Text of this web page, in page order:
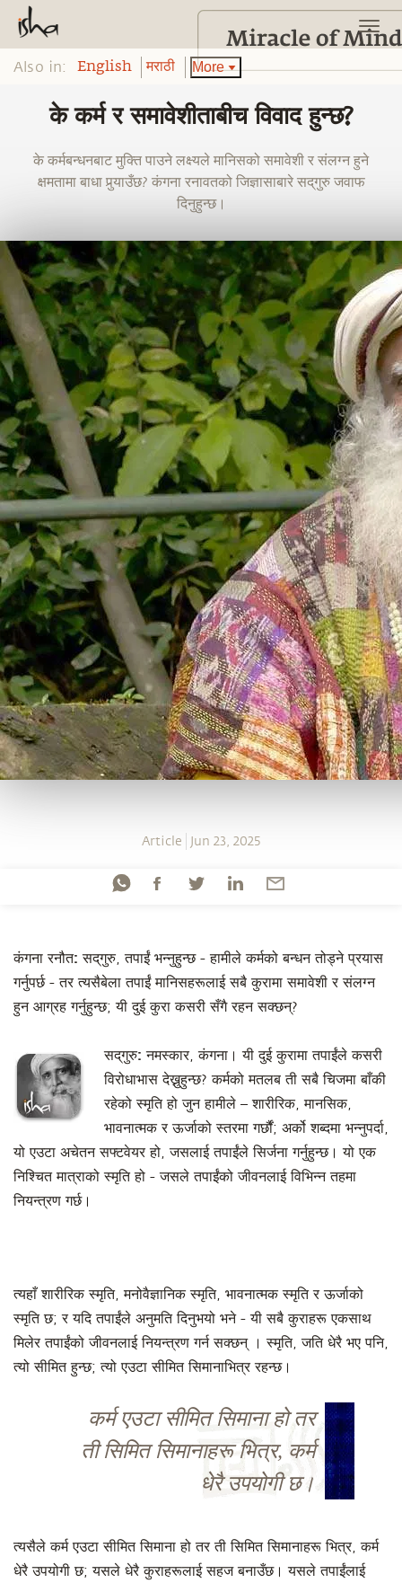
Also in: English मराठी More
के कर्म र समावेशीताबीच विवाद हुन्छ?
के कर्मबन्धनबाट मुक्ति पाउने लक्ष्यले मानिसको समावेशी र संलग्न हुने
क्षमतामा बाधा पुर्‍याउँछ? कंगना रनावतको जिज्ञासाबारे सद्‌गुरु जवाफ
दिनुहुन्छ।
Article Jun 23, 2025
कंगना रनौत: सद्‌गुरु, तपाईं भन्नुहुन्छ - हामीले कर्मको बन्धन तोड्ने प्रयास
गर्नुपर्छ - तर त्यसैबेला तपाईं मानिसहरूलाई सबै कुरामा समावेशी र संलग्न
हुन आग्रह गर्नुहुन्छ; यी दुई कुरा कसरी सँगै रहन सक्छन्?
सद्‌गुरु: नमस्कार, कंगना। यी दुई कुरामा तपाईंले कसरी
विरोधाभास देख्नुहुन्छ? कर्मको मतलब ती सबै चिजमा बाँकी
रहेको स्मृति हो जुन हामीले – शारीरिक, मानसिक,
भावनात्मक र ऊर्जाको स्तरमा गर्छौं; अर्को शब्दमा भन्नुपर्दा,
यो एउटा अचेतन सफ्टवेयर हो, जसलाई तपाईंले सिर्जना गर्नुहुन्छ। यो एक
निश्चित मात्राको स्मृति हो - जसले तपाईंको जीवनलाई विभिन्न तहमा
नियन्त्रण गर्छ।
त्यहाँ शारीरिक स्मृति, मनोवैज्ञानिक स्मृति, भावनात्मक स्मृति र ऊर्जाको
स्मृति छ; र यदि तपाईंले अनुमति दिनुभयो भने - यी सबै कुराहरू एकसाथ
मिलेर तपाईंको जीवनलाई नियन्त्रण गर्न सक्छन् । स्मृति, जति धेरै भए पनि,
त्यो सीमित हुन्छ; त्यो एउटा सीमित सिमानाभित्र रहन्छ।
कर्म एउटा सीमित सिमाना हो तर
ती सिमित सिमानाहरू भित्र, कर्म
धेरै उपयोगी छ।
त्यसैले कर्म एउटा सीमित सिमाना हो तर ती सिमित सिमानाहरू भित्र, कर्म
धेरै उपयोगी छ; यसले धेरै कुराहरूलाई सहज बनाउँछ। यसले तपाईंलाई